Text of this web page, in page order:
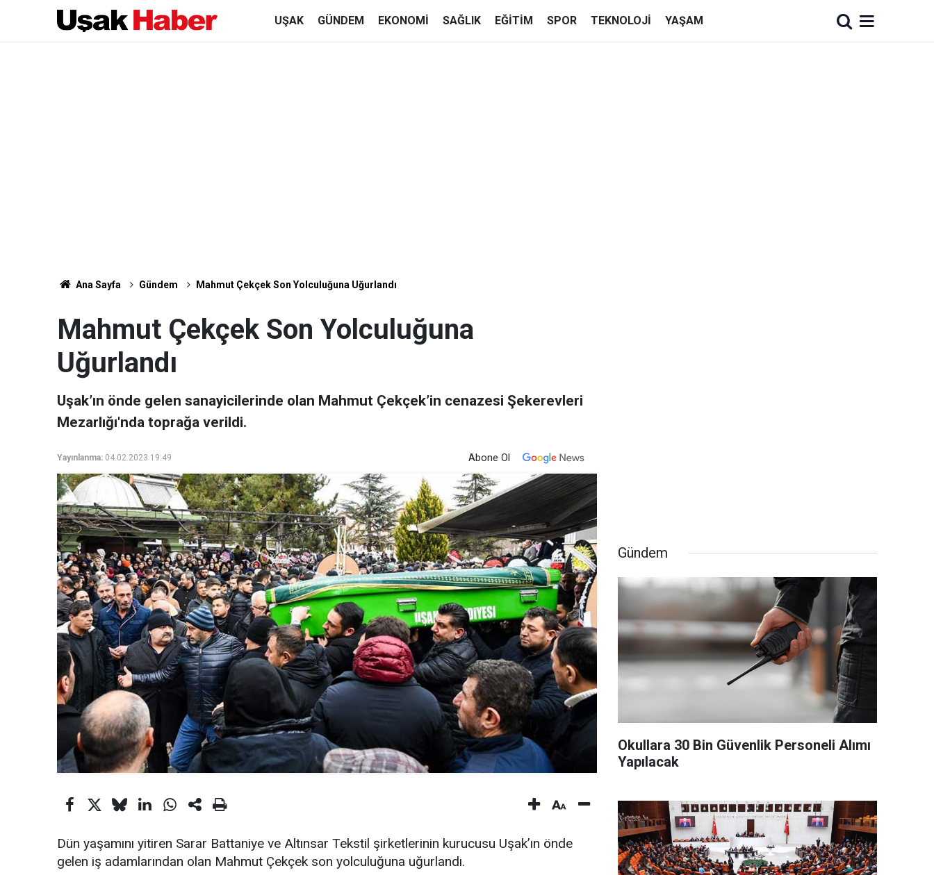
UŞAK GÜNDEM EKONOMI SAĞLIK EĞITIM SPOR TEKNOLOJI YAŞAM
Ana Sayfa Gündem Mahmut Çekçek Son Yolculuğuna Uğurlandı
Mahmut Çekçek Son Yolculuğuna
Uğurlandı
Uşak’ın önde gelen sanayicilerinde olan Mahmut Çekçek’in cenazesi Şekerevleri
Mezarlığı'nda toprağa verildi.
Yayınlanma: 04.02.2023 19:49 Abone Ol
Dün yaşamını yitiren Sarar Battaniye ve Altınsar Tekstil şirketlerinin kurucusu Uşak’ın önde
gelen iş adamlarından olan Mahmut Çekçek son yolculuğuna uğurlandı.
Gündem
Okullara 30 Bin Güvenlik Personeli Alımı
Yapılacak